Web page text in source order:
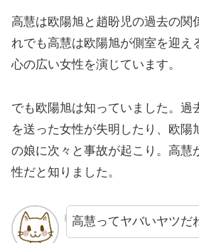
高慧は欧陽旭と趙盼児の過去の関
れでも高慧は欧陽旭が側室を迎え
心の広い女性を演じています。
でも欧陽旭は知っていました。過
を送った女性が失明したり、欧陽
の娘に次々と事故が起こり。高慧
性だと知りました。
高慧ってヤバいヤツだ